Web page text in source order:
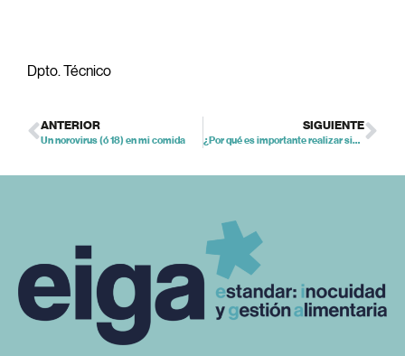
Dpto. Técnico
ANTERIOR
Un norovirus (ó 18) en mi comida
SIGUIENTE
¿Por qué es importante realizar simulacros de crisis alimentarias?